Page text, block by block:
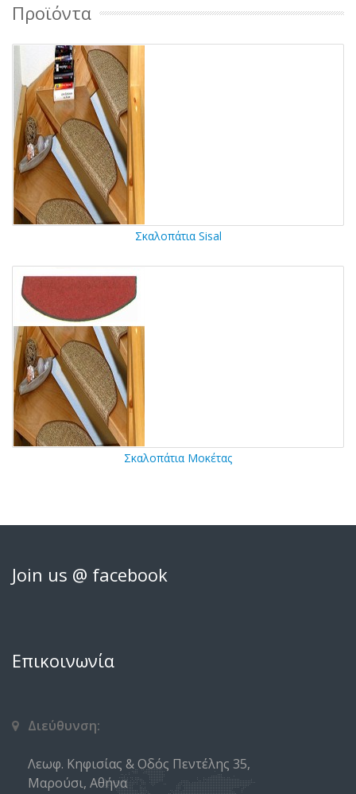
Προϊόντα
Σκαλοπάτια Sisal
Σκαλοπάτια Μοκέτας
Join us @ facebook
Επικοινωνία
Διεύθυνση:
Λεωφ. Κηφισίας & Οδός Πεντέλης 35,
Μαρούσι, Αθήνα